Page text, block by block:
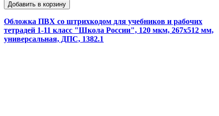
Добавить в корзину
Обложка ПВХ со штрихкодом для учебников и рабочих
тетрадей 1-11 класс "Школа России", 120 мкм, 267х512 мм,
универсальная, ДПС, 1382.1